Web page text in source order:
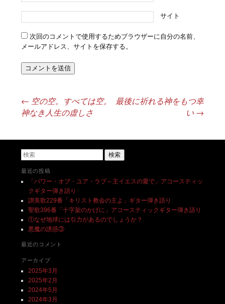
サイト
次回のコメントで使用するためブラウザーに自分の名前、
メールアドレス、サイトを保存する。
投稿ナビゲーション
← 空の空。すべては空。
神なき人生の虚しさ
最後に祈れる神をもつ幸
い →
検索
最近の投稿
「パワー・オブ・ユア・ラブ～主イエスの愛で」アコースティッ
クギター弾き語り
讃美歌229番「キリスト教会の主よ」ギター弾き語り
聖歌396番「十字架のかげに」アコースティックギター弾き語り
①なぜ地球には引力があるのでしょうか？
悪魔の誘惑③
最近のコメント
アーカイブ
2025年3月
2025年2月
2024年5月
2024年3月